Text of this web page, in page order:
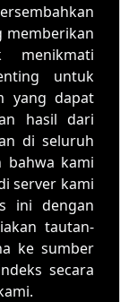
memberikan
menikmati
untuk
yang dapat
hasil dari
di seluruh
bahwa kami
server kami
ini dengan
tautan-
ke sumber
secara